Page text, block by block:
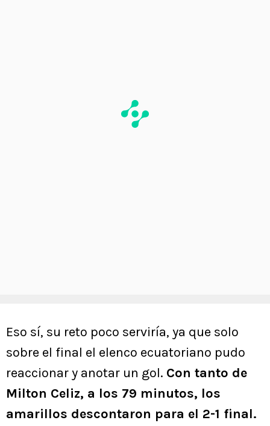
Eso sí, su reto poco serviría, ya que solo
sobre el final el elenco ecuatoriano pudo
reaccionar y anotar un gol. Con tanto de
Milton Celiz, a los 79 minutos, los
amarillos descontaron para el 2-1 final.